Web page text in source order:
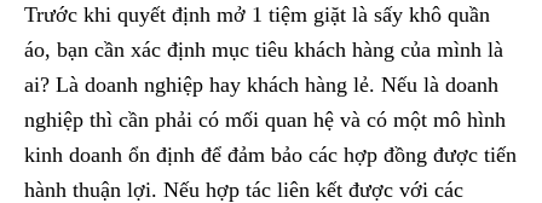
Trước khi quyết định mở 1 tiệm giặt là sấy khô quần
áo, bạn cần xác định mục tiêu khách hàng của mình là
ai? Là doanh nghiệp hay khách hàng lẻ. Nếu là doanh
nghiệp thì cần phải có mối quan hệ và có một mô hình
kinh doanh ổn định để đảm bảo các hợp đồng được tiến
hành thuận lợi. Nếu hợp tác liên kết được với các